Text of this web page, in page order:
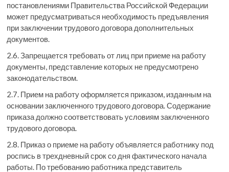
постановлениями Правительства Российской Федерации
может предусматриваться необходимость предъявления
при заключении трудового договора дополнительных
документов.
2.6. Запрещается требовать от лиц при приеме на работу
документы, представление которых не предусмотрено
законодательством.
2.7. Прием на работу оформляется приказом, изданным на
основании заключенного трудового договора. Содержание
приказа должно соответствовать условиям заключенного
трудового договора.
2.8. Приказ о приеме на работу объявляется работнику под
роспись в трехдневный срок со дня фактического начала
работы. По требованию работника представитель